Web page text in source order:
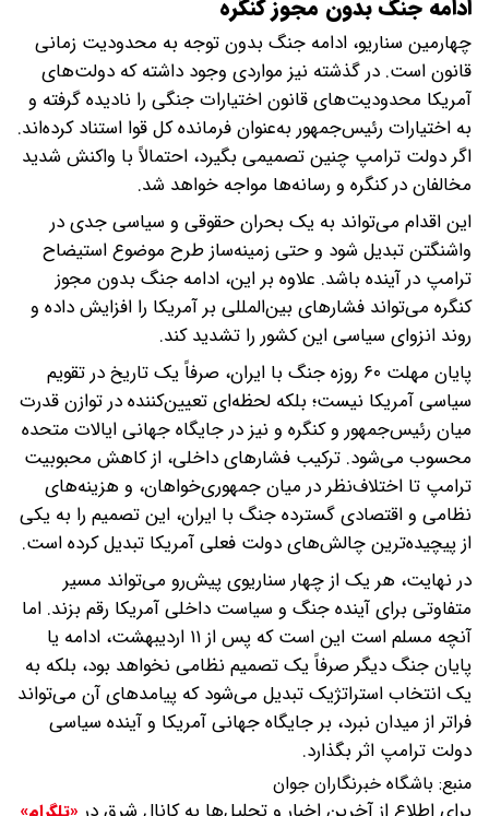
ادامه جنگ بدون مجوز کنگره
چهارمین سناریو، ادامه جنگ بدون توجه به محدودیت زمانی
قانون است. در گذشته نیز مواردی وجود داشته که دولت‌های
آمریکا محدودیت‌های قانون اختیارات جنگی را نادیده گرفته و
به اختیارات رئیس‌جمهور به‌عنوان فرمانده کل قوا استناد کرده‌اند.
اگر دولت ترامپ چنین تصمیمی بگیرد، احتمالاً با واکنش شدید
مخالفان در کنگره و رسانه‌ها مواجه خواهد شد.
این اقدام می‌تواند به یک بحران حقوقی و سیاسی جدی در
واشنگتن تبدیل شود و حتی زمینه‌ساز طرح موضوع استیضاح
ترامپ در آینده باشد. علاوه بر این، ادامه جنگ بدون مجوز
کنگره می‌تواند فشار‌های بین‌المللی بر آمریکا را افزایش داده و
روند انزوای سیاسی این کشور را تشدید کند.
پایان مهلت ۶۰ روزه جنگ با ایران، صرفاً یک تاریخ در تقویم
سیاسی آمریکا نیست؛ بلکه لحظه‌ای تعیین‌کننده در توازن قدرت
میان رئیس‌جمهور و کنگره و نیز در جایگاه جهانی ایالات متحده
محسوب می‌شود. ترکیب فشار‌های داخلی، از کاهش محبوبیت
ترامپ تا اختلاف‌نظر در میان جمهوری‌خواهان، و هزینه‌های
نظامی و اقتصادی گسترده جنگ با ایران، این تصمیم را به یکی
از پیچیده‌ترین چالش‌های دولت فعلی آمریکا تبدیل کرده است.
در نهایت، هر یک از چهار سناریوی پیش‌رو می‌تواند مسیر
متفاوتی برای آینده جنگ و سیاست داخلی آمریکا رقم بزند. اما
آنچه مسلم است این است که پس از ۱۱ اردیبهشت، ادامه یا
پایان جنگ دیگر صرفاً یک تصمیم نظامی نخواهد بود، بلکه به
یک انتخاب استراتژیک تبدیل می‌شود که پیامد‌های آن می‌تواند
فراتر از میدان نبرد، بر جایگاه جهانی آمریکا و آینده سیاسی
دولت ترامپ اثر بگذارد.
منبع: باشگاه خبرنگاران جوان